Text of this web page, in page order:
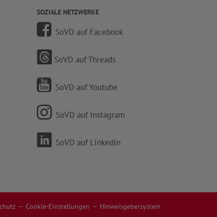
SOZIALE NETZWERKE
SoVD auf Facebook
SoVD auf Threads
SoVD auf Youtube
SoVD auf Instagram
SoVD auf LinkedIn
Cookie-Einstellungen Hinweisgebersystem